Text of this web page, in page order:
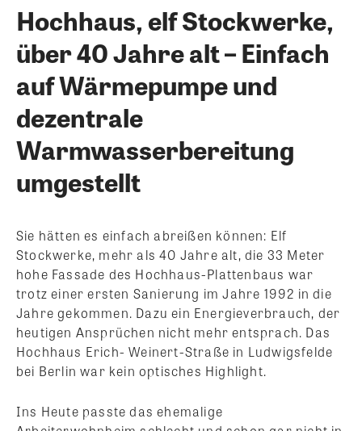
Hochhaus, elf Stockwerke,
über 40 Jahre alt – Einfach
auf Wärmepumpe und
dezentrale
Warmwasserbereitung
umgestellt
Sie hätten es einfach abreißen können: Elf
Stockwerke, mehr als 40 Jahre alt, die 33 Meter
hohe Fassade des Hochhaus-Plattenbaus war
trotz einer ersten Sanierung im Jahre 1992 in die
Jahre gekommen. Dazu ein Energieverbrauch, der
heutigen Ansprüchen nicht mehr entsprach. Das
Hochhaus Erich- Weinert-Straße in Ludwigsfelde
bei Berlin war kein optisches Highlight.
Ins Heute passte das ehemalige